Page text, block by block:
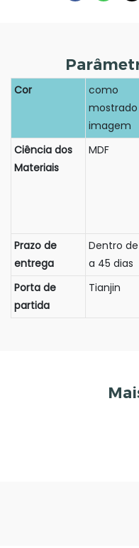
Cor
como
imagem
Ciência dos
Materiais
MDF
Prazo de
entrega
Dentro
a 45 dias
Porta de
partida
Tianjin